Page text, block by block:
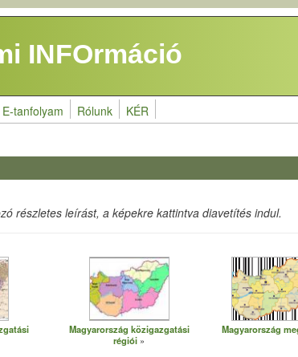
INFOrmáció
E-tanfolyam Rólunk KÉR
részletes leírást, a képekre kattintva diavetítés indul.
Magyarország közigazgatási
régiói
Magyarország